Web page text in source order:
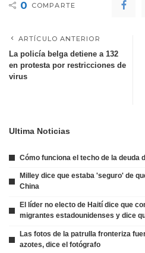
0 COMPARTE
ARTÍCULO ANTERIOR
La policía belga detiene a 132
en protesta por restricciones de
virus
Ultima Noticias
Cómo funciona el techo de la deuda
Milley dice que estaba 'seguro' de
China
El líder no electo de Haití dice que
migrantes estadounidenses y dice
Las fotos de la patrulla fronteriza
azotes, dice el fotógrafo